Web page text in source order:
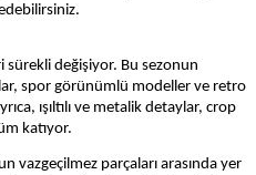
değişiyor. Bu sezonun
spor görünümlü modeller ve retro
ışıltılı ve metalik detaylar, crop
katıyor.
vazgeçilmez parçaları arasında yer